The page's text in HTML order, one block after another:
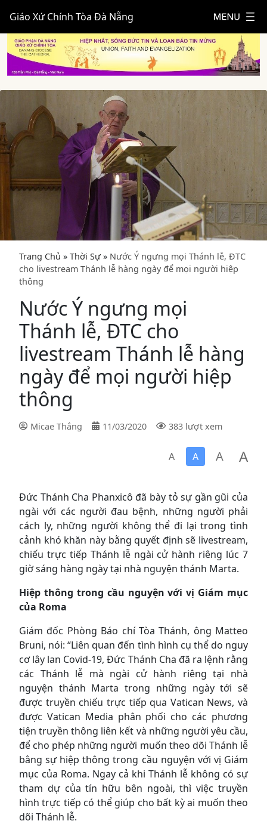
Giáo Xứ Chính Tòa Đà Nẵng
Trang Chủ » Thời Sự » Nước Ý ngưng mọi Thánh lễ, ĐTC
cho livestream Thánh lễ hàng ngày để mọi người hiệp
thông
Nước Ý ngưng mọi
Thánh lễ, ĐTC cho
livestream Thánh lễ hàng
ngày để mọi người hiệp
thông
Micae Thắng 11/03/2020 383 lượt xem
A A A A
Đức Thánh Cha Phanxicô đã bày tỏ sự gần gũi của
ngài với các người đau bệnh, những người phải
cách ly, những người không thể đi lại trong tình
cảnh khó khăn này bằng quyết định sẽ livestream,
chiếu trực tiếp Thánh lễ ngài cử hành riêng lúc 7
giờ sáng hàng ngày tại nhà nguyện thánh Marta.
Hiệp thông trong cầu nguyện với vị Giám mục
của Roma
Giám đốc Phòng Báo chí Tòa Thánh, ông Matteo
Bruni, nói: “Liên quan đến tình hình cụ thể do nguy
cơ lây lan Covid-19, Đức Thánh Cha đã ra lệnh rằng
các Thánh lễ mà ngài cử hành riêng tại nhà
nguyện thánh Marta trong những ngày tới sẽ
được truyền chiếu trực tiếp qua Vatican News, và
được Vatican Media phân phối cho các phương
tiện truyền thông liên kết và những người yêu cầu,
để cho phép những người muốn theo dõi Thánh lễ
bằng sự hiệp thông trong cầu nguyện với vị Giám
mục của Roma. Ngay cả khi Thánh lễ không có sự
tham dự của tín hữu bên ngoài, thì việc truyền
hình trực tiếp có thể giúp cho bất kỳ ai muốn theo
dõi Thánh lễ.